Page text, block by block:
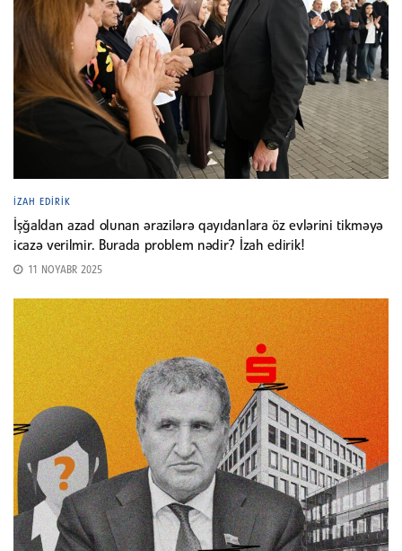
İZAH EDIRIK
İşğaldan azad olunan ərazilərə qayıdanlara öz evlərini tikməyə
icazə verilmir. Burada problem nədir? İzah edirik!
11 NOYABR 2025